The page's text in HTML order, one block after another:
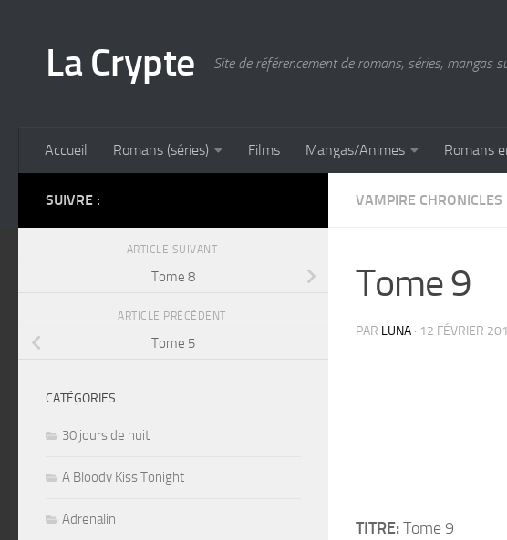
La Crypte Site de référencement de romans, séries, mangas
Accueil Romans (séries) Films Mangas/Animes Romans
VAMPIRE CHRONICLES
Tome 9
PAR LUNA · 12 FÉVRIER
TITRE:Tome 9
SUIVRE :
ARTICLE SUIVANT
Tome 8
ARTICLE PRÉCÉDENT
Tome 5
CATÉGORIES
30 jours de nuit
A Bloody Kiss Tonight
Adrenalin